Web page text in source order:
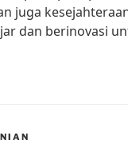
juga
dan berinovasi